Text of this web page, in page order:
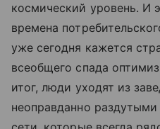
космический уровень. И
времена
уже сегодня кажется
всеобщего спада
итог, люди уходят из
неоправданно